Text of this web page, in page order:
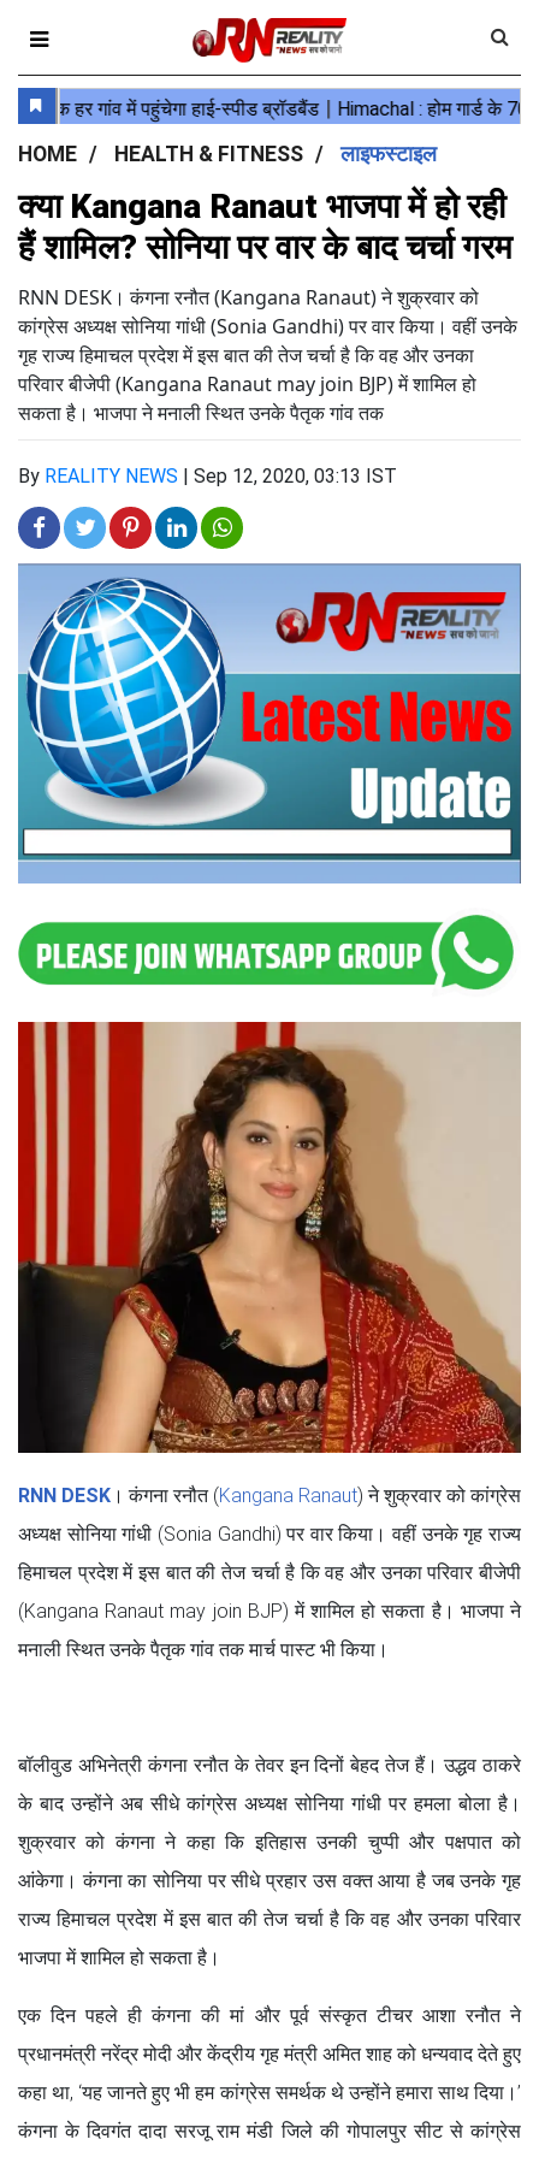
HOME HEALTH & FITNESS लाइफस्टाइल
क्या Kangana Ranaut भाजपा में हो रही
हैं शामिल? सोनिया पर वार के बाद चर्चा गरम
RNN DESK। कंगना रनौत (Kangana Ranaut) ने शुक्रवार को
कांग्रेस अध्यक्ष सोनिया गांधी (Sonia Gandhi) पर वार किया। वहीं उनके
गृह राज्य हिमाचल प्रदेश में इस बात की तेज चर्चा है कि वह और उनका
परिवार बीजेपी (Kangana Ranaut may join BJP) में शामिल हो
सकता है। भाजपा ने मनाली स्थित उनके पैतृक गांव तक
By REALITY NEWS | Sep 12, 2020, 03:13 IST
RNN DESK । कंगना रनौत (Kangana Ranaut) ने शुक्रवार को कांग्रेस
अध्यक्ष सोनिया गांधी (Sonia Gandhi) पर वार किया। वहीं उनके गृह राज्य
हिमाचल प्रदेश में इस बात की तेज चर्चा है कि वह और उनका परिवार बीजेपी
(Kangana Ranaut may join BJP) में शामिल हो सकता है। भाजपा ने
मनाली स्थित उनके पैतृक गांव तक मार्च पास्ट भी किया।
बॉलीवुड अभिनेत्री कंगना रनौत के तेवर इन दिनों बेहद तेज हैं। उद्धव ठाकरे
के बाद उन्होंने अब सीधे कांग्रेस अध्यक्ष सोनिया गांधी पर हमला बोला है।
शुक्रवार को कंगना ने कहा कि इतिहास उनकी चुप्पी और पक्षपात को
आंकेगा। कंगना का सोनिया पर सीधे प्रहार उस वक्त आया है जब उनके गृह
राज्य हिमाचल प्रदेश में इस बात की तेज चर्चा है कि वह और उनका परिवार
भाजपा में शामिल हो सकता है।
एक दिन पहले ही कंगना की मां और पूर्व संस्कृत टीचर आशा रनौत ने
प्रधानमंत्री नरेंद्र मोदी और केंद्रीय गृह मंत्री अमित शाह को धन्यवाद देते हुए
कहा था, ‘यह जानते हुए भी हम कांग्रेस समर्थक थे उन्होंने हमारा साथ दिया।’
कंगना के दिवगंत दादा सरजू राम मंडी जिले की गोपालपुर सीट से कांग्रेस